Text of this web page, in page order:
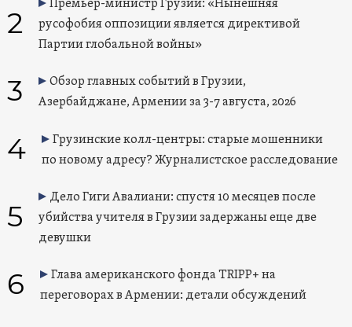
2
Премьер-министр Грузии: «Нынешняя
русофобия оппозиции является директивой
Партии глобальной войны»
3
Обзор главных событий в Грузии,
Азербайджане, Армении за 3-7 августа, 2026
4
Грузинские колл-центры: старые мошенники
по новому адресу? Журналистское расследование
5
Дело Гиги Авалиани: спустя 10 месяцев после
убийства учителя в Грузии задержаны еще две
девушки
6
Глава американского фонда TRIPP+ на
переговорах в Армении: детали обсуждений